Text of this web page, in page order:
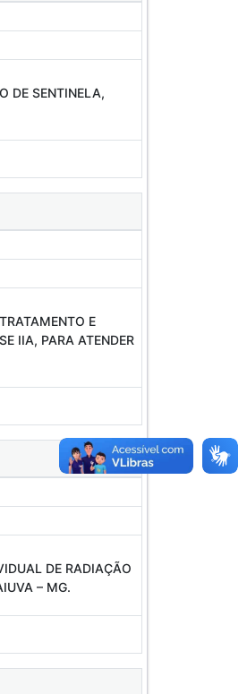
DE SENTINELA,
E
IIA, PARA ATENDER
DE RADIAÇÃO
– MG.